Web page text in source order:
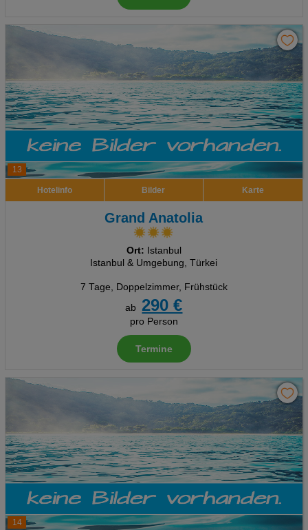
13
Hotelinfo Bilder Karte
Grand Anatolia
Ort: Istanbul
Istanbul & Umgebung, Türkei
7 Tage, Doppelzimmer, Frühstück
ab
290 €
pro Person
Termine
14